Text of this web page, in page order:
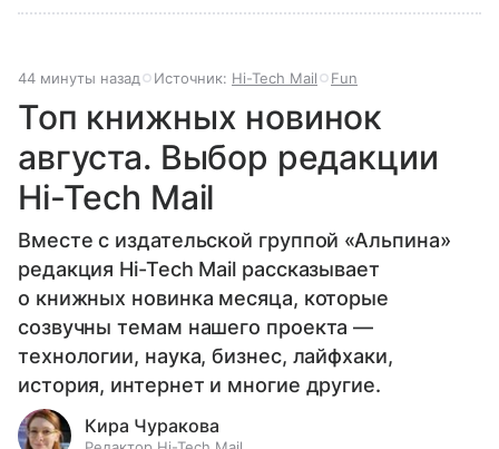
44 минуты назад Источник: Hi-Tech Mail Fun
Топ книжных новинок
августа. Выбор редакции
Hi-Tech Mail
Вместе с издательской группой «Альпина»
редакция Hi-Tech Mail рассказывает
о книжных новинка месяца, которые
созвучны темам нашего проекта —
технологии, наука, бизнес, лайфхаки,
история, интернет и многие другие.
Кира Чуракова